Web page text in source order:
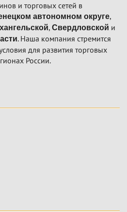
и торговых сетей в
автономном округе,
, Свердловской и
. Наша компания стремится
для развития торговых
России.